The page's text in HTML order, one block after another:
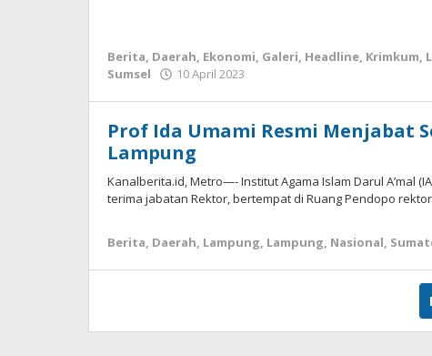
Berita, Daerah, Ekonomi, Galeri, Headline, Krimkum,
Sumsel
10 April 2023
Prof Ida Umami Resmi Menjabat
Lampung
Kanalberita.id, Metro—- Institut Agama Islam Darul A’mal
terima jabatan Rektor, bertempat di Ruang Pendopo
Berita, Daerah, Lampung, Lampung, Nasional,